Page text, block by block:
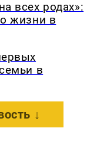
всех родах»:
жизни в
в
↓